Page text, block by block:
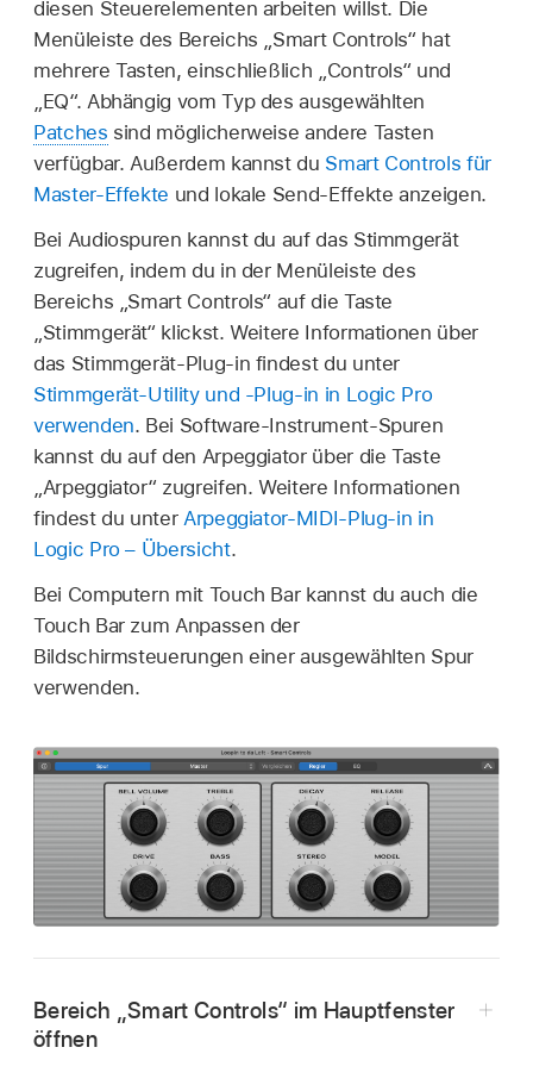
diesen Steuerelementen arbeiten willst. Die
Menüleiste des Bereichs „Smart Controls“ hat
mehrere Tasten, einschließlich „Controls“ und
„EQ“. Abhängig vom Typ des ausgewählten
Patches sind möglicherweise andere Tasten
verfügbar. Außerdem kannst du Smart Controls für
Master-Effekte und lokale Send-Effekte anzeigen.
Bei Audiospuren kannst du auf das Stimmgerät
zugreifen, indem du in der Menüleiste des
Bereichs „Smart Controls“ auf die Taste
„Stimmgerät“ klickst. Weitere Informationen über
das Stimmgerät-Plug-in findest du unter
Stimmgerät-Utility und -Plug-in in Logic Pro
verwenden. Bei Software-Instrument-Spuren
kannst du auf den Arpeggiator über die Taste
„Arpeggiator“ zugreifen. Weitere Informationen
findest du unter Arpeggiator-MIDI-Plug-in in
Logic Pro – Übersicht.
Bei Computern mit Touch Bar kannst du auch die
Touch Bar zum Anpassen der
Bildschirmsteuerungen einer ausgewählten Spur
verwenden.
Bereich „Smart Controls“ im Hauptfenster
öffnen